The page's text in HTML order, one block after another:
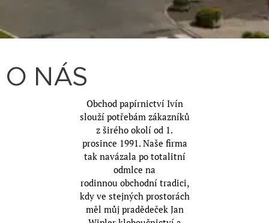
O NÁS
Obchod papírnictví Ivín
slouží potřebám zákazníků
z širého okolí od 1.
prosince 1991. Naše firma
tak navázala po totalitní
odmlce na
rodinnou obchodní tradici,
kdy ve stejných prostorách
měl můj pradědeček Jan